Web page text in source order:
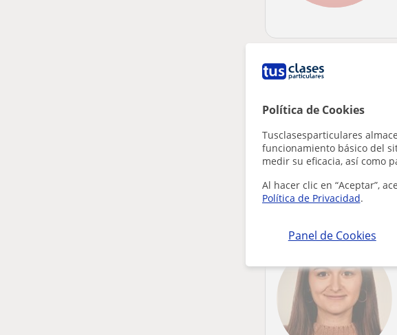
Política de Cookies
Tusclasesparticulares
funcionamiento básico del
medir su eficacia, así como
Al hacer clic en “Aceptar”,
Política de Privacidad.
Panel de Cookies